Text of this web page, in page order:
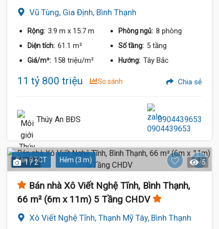
Vũ Tùng, Gia Định, Bình Thạnh
Rộng: 3.9 m x 15.7 m Phòng ngủ: 8 phòng
Diện tích: 61.1 m² Số tầng: 5 tầng
Giá/m²: 158 triệu/m² Hướng: Tây Bắc
11 tỷ 800 triệu So sánh Chia sẻ
Thúy An BĐS 0904439653
Sàn BTCT Hẻm (3 m)
1 / 2 5
Bán nhà Xô Viết Nghệ Tĩnh, Bình Thạnh,
66 m² (6m x 11m) 5 Tầng CHDV
Xô Viết Nghệ Tĩnh, Thạnh Mỹ Tây, Bình Thạnh